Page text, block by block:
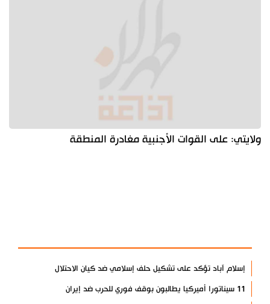
ولايتي: على القوات الأجنبية مغادرة المنطقة
إسلام آباد تؤكد على تشكيل حلف إسلامي ضد كيان الاحتلال
11 سيناتورا أميركيا يطالبون بوقف فوري للحرب ضد إيران